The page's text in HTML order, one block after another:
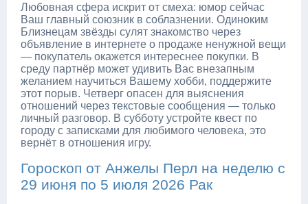
Любовная сфера искрит от смеха: юмор сейчас
Ваш главный союзник в соблазнении. Одиноким
Близнецам звёзды сулят знакомство через
объявление в интернете о продаже ненужной вещи
— покупатель окажется интереснее покупки. В
среду партнёр может удивить Вас внезапным
желанием научиться Вашему хобби, поддержите
этот порыв. Четверг опасен для выяснения
отношений через текстовые сообщения — только
личный разговор. В субботу устройте квест по
городу с записками для любимого человека, это
вернёт в отношения игру.
Гороскоп от Анжелы Перл на неделю с
29 июня по 5 июля 2026 Рак